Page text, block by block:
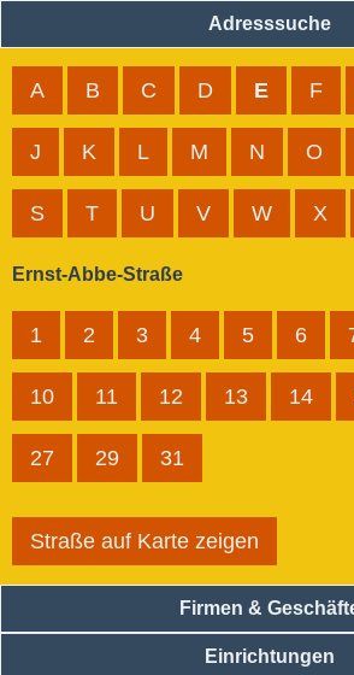
Adresssuche
A B C D E F
J K L M N O
S T U V W X
Ernst-Abbe-Straße
1 2 3 4 5 6
10 11 12 13 14
27 29 31
Straße auf Karte zeigen
Firmen &
Einrichtungen